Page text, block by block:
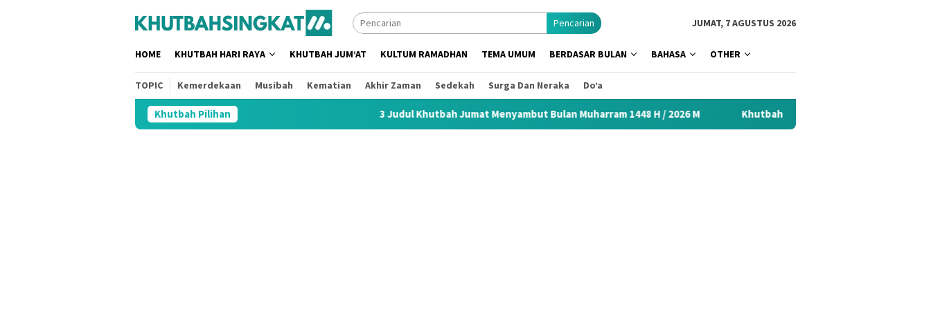
Pencarian JUMAT, 7 AGUSTUS 2026
HOME KHUTBAH HARI RAYA KHUTBAH JUM’AT KULTUM RAMADHAN TEMA UMUM BERDASAR BULAN BAHASA OTHER
TOPIC Kemerdekaan Musibah Kematian Akhir Zaman Sedekah Surga Dan Neraka Do’a
Khutbah Pilihan 3 Judul Khutbah Jumat Menyambut Bulan Muharram 1448 H / 2026 M Khutbah Idul Fitri 2026 Menyentuh Hati: Kumpulan